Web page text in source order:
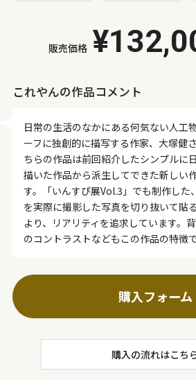
販売価格
これやんの作品コメント
日常の生活のなかにある何気ない人工
ーフに独創的に描写する作家、大塚健
ちらの作品は前回紹介したシンプルに
描いた作品から派生してできた新しい
す。「いんすぴ展Vol.3」でも制作した
を実際に撮影した写真を切り抜いて貼
より、リアリティを追求しています。
のコントラストなどもこの作品の特徴で
購入フォーム
購入の流れはこち